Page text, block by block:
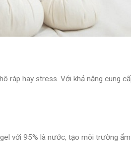
ráp hay stress. Với khả năng cung
với 95% là nước, tạo môi trường